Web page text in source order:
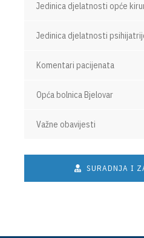
Jedinica djelatnosti opće
Jedinica djelatnosti
Komentari pacijenata
Opća bolnica Bjelovar
Važne obavijesti
SURADNJA I